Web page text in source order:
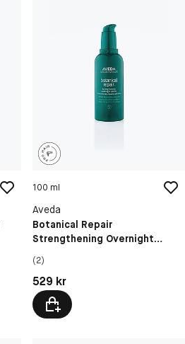
100 ml
Aveda
Botanical Repair
Strengthening Overnight
(2)
Pris: 529 kr
529 kr